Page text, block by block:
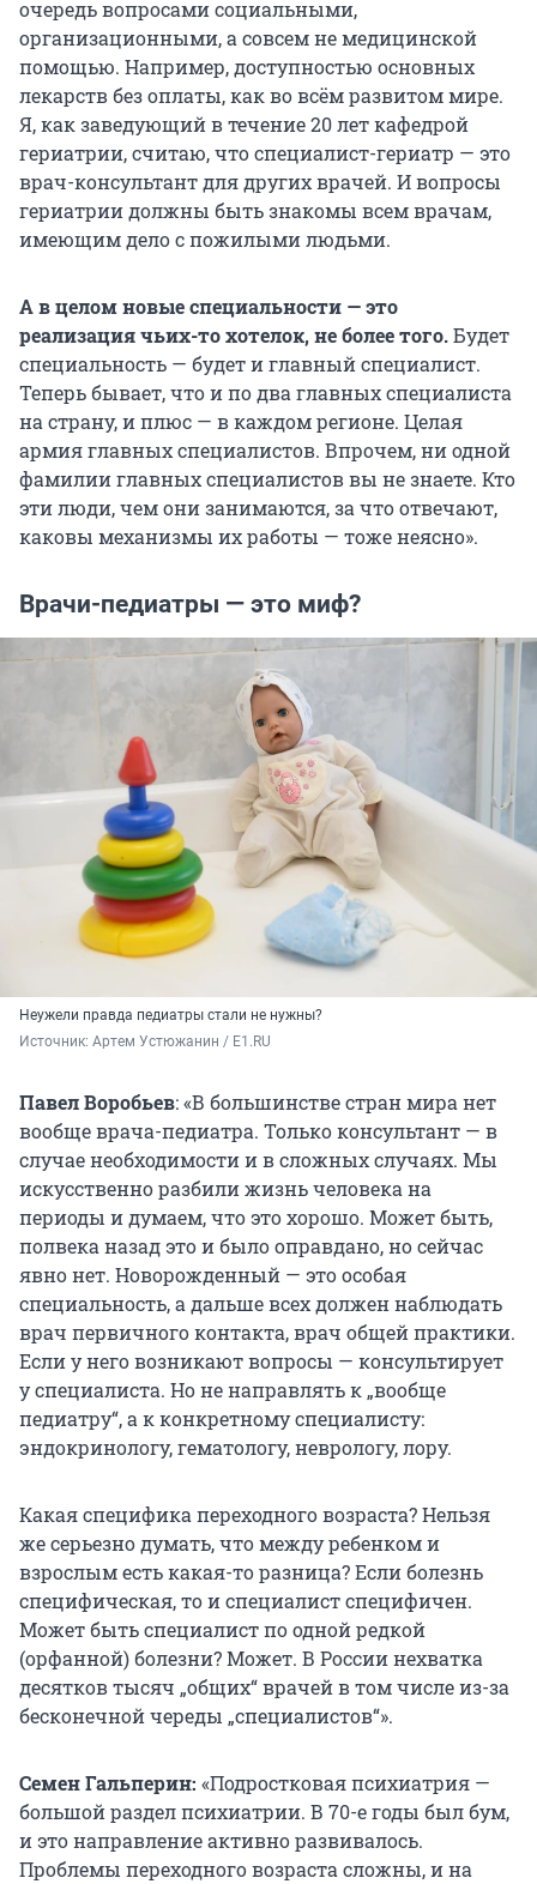
очередь вопросами социальными,
организационными, а совсем не медицинской
помощью. Например, доступностью основных
лекарств без оплаты, как во всём развитом мире.
Я, как заведующий в течение20лет кафедрой
гериатрии, считаю, что специалист-гериатр — это
врач-консультант для других врачей. И вопросы
гериатрии должны быть знакомы всем врачам,
имеющим дело с пожилыми людьми.
А в целом новые специальности — это
реализация чьих-то хотелок, не более того.Будет
специальность — будет и главный специалист.
Теперь бывает, что и по два главных специалиста
на страну, и плюс — в каждом регионе. Целая
армия главных специалистов. Впрочем, ни одной
фамилии главных специалистов вы не знаете. Кто
эти люди, чем они занимаются, за что отвечают,
каковы механизмы их работы — тоже неясно».
Врачи-педиатры — это миф?
Неужели правда педиатры стали не нужны?
Источник: Артем Устюжанин / E1.RU
Павел Воробьев: «В большинстве стран мира нет
вообще врача-педиатра. Только консультант — в
случае необходимости и в сложных случаях. Мы
искусственно разбили жизнь человека на
периоды и думаем, что это хорошо. Может быть,
полвека назад это и было оправдано, но сейчас
явно нет. Новорожденный — это особая
специальность, а дальше всех должен наблюдать
врач первичного контакта, врач общей практики.
Если у него возникают вопросы — консультирует
у специалиста. Но не направлять к „вообще
педиатру“, а к конкретному специалисту:
эндокринологу, гематологу, неврологу, лору.
Какая специфика переходного возраста? Нельзя
же серьезно думать, что между ребенком и
взрослым есть какая-то разница? Если болезнь
специфическая, то и специалист специфичен.
Может быть специалист по одной редкой
(орфанной) болезни? Может. В России нехватка
десятков тысяч „общих“врачей в том числе из-за
бесконечной череды „специалистов“».
Семен Гальперин: «Подростковая психиатрия —
большой раздел психиатрии. В 70-егоды был бум,
и это направление активно развивалось.
Проблемы переходного возраста сложны, и на